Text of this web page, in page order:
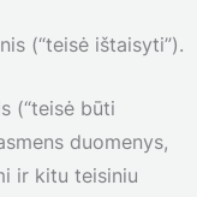
(“teisė ištaisyti”).
(“teisė būti
duomenys,
ir kitu teisiniu